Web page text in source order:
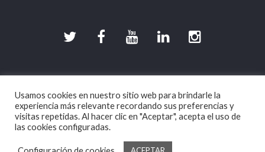
Aviso legal|Política de Privacidad|Política de
Cookies
Usamos cookies en nuestro sitio web para brindarle la
experiencia más relevante recordando sus preferencias y
visitas repetidas. Al hacer clic en "Aceptar", acepta el uso de
las cookies configuradas.